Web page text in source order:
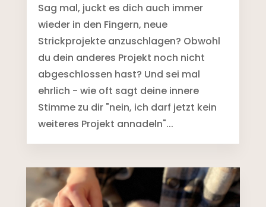
Sag mal, juckt es dich auch immer
wieder in den Fingern, neue
Strickprojekte anzuschlagen? Obwohl
du dein anderes Projekt noch nicht
abgeschlossen hast? Und sei mal
ehrlich - wie oft sagt deine innere
Stimme zu dir "nein, ich darf jetzt kein
weiteres Projekt annadeln"...